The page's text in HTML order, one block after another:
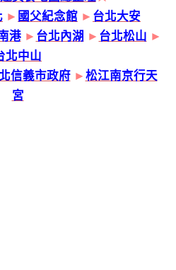
► 國父紀念館 ► 台北大安
港 ► 台北內湖 ► 台北松山 ►
北中山
信義市政府► 松江南京行天
宮